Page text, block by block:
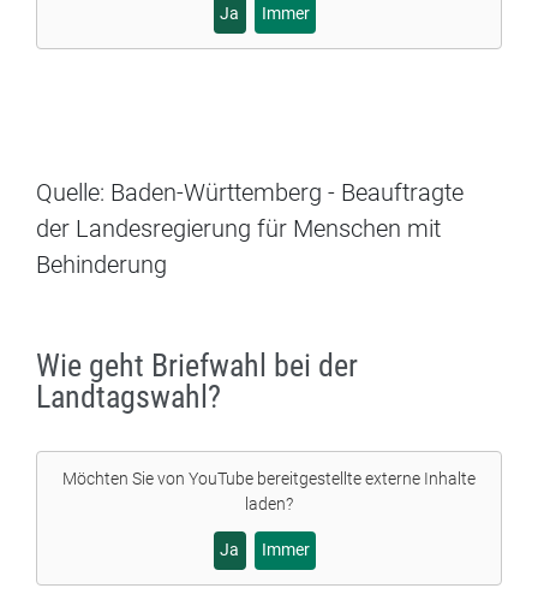
Ja Immer
Quelle: Baden-Württemberg - Beauftragte
der Landesregierung für Menschen mit
Behinderung
Wie geht Briefwahl bei der
Landtagswahl?
Möchten Sie von YouTube bereitgestellte externe Inhalte
laden?
Ja Immer